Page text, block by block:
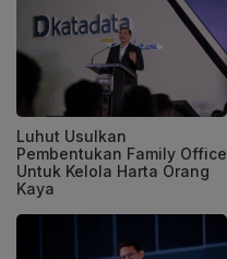
Luhut Usulkan
Pembentukan Family Office
Untuk Kelola Harta Orang
Kaya